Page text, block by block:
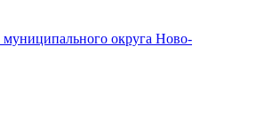
муниципального округа Ново-